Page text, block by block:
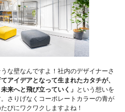
な壁なんですよ！社内のデザイナーさ
アイデアとなって生まれたカタチが、
来へと飛び立っていく」 という想いを
さりげなくコーポレートカラーの青が
びにワクワクしますよね！